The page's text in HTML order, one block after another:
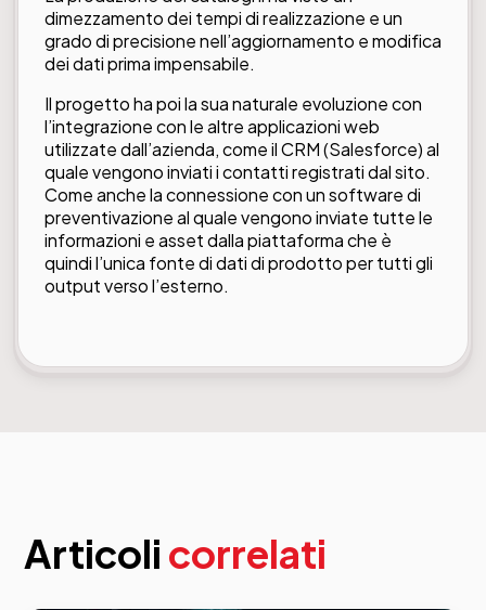
dimezzamento dei tempi di realizzazione e un
grado di precisione nell’aggiornamento e modifica
dei dati prima impensabile.
Il progetto ha poi la sua naturale evoluzione con
l’integrazione con le altre applicazioni web
utilizzate dall’azienda, come il CRM (Salesforce) al
quale vengono inviati i contatti registrati dal sito.
Come anche la connessione con un software di
preventivazione al quale vengono inviate tutte le
informazioni e asset dalla piattaforma che è
quindi l’unica fonte di dati di prodotto per tutti gli
output verso l’esterno.
Articoli correlati